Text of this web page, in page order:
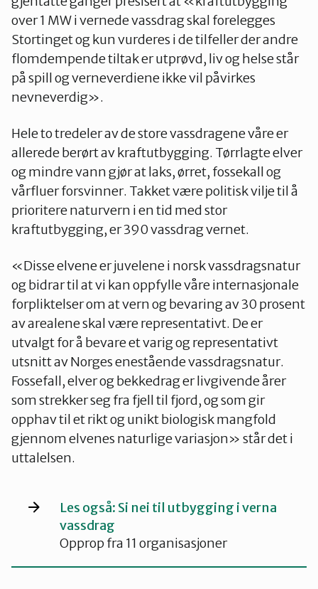
over 1 MW i vernede vassdrag skal forelegges
Stortinget og kun vurderes i de tilfeller der andre
flomdempende tiltak er utprøvd, liv og helse står
på spill og verneverdiene ikke vil påvirkes
nevneverdig».
Hele to tredeler av de store vassdragene våre er
allerede berørt av kraftutbygging. Tørrlagte elver
og mindre vann gjør at laks, ørret, fossekall og
vårfluer forsvinner. Takket være politisk vilje til å
prioritere naturvern i en tid med stor
kraftutbygging, er 390 vassdrag vernet.
«Disse elvene er juvelene i norsk vassdragsnatur
og bidrar til at vi kan oppfylle våre internasjonale
forpliktelser om at vern og bevaring av 30 prosent
av arealene skal være representativt. De er
utvalgt for å bevare et varig og representativt
utsnitt av Norges enestående vassdragsnatur.
Fossefall, elver og bekkedrag er livgivende årer
som strekker seg fra fjell til fjord, og som gir
opphav til et rikt og unikt biologisk mangfold
gjennom elvenes naturlige variasjon» står det i
uttalelsen.
Les også: Si nei til utbygging i verna
vassdrag
Opprop fra 11 organisasjoner